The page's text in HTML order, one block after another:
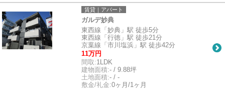
賃貸｜アパート
ガルデ妙典
東西線「妙典」駅 徒歩5分
東西線「行徳」駅 徒歩21分
京葉線「市川塩浜」駅 徒歩42分
11万円
間取:1LDK
建物面積:- / 9.88坪
土地面積:- / -
敷金/礼金:0ヶ月/1ヶ月